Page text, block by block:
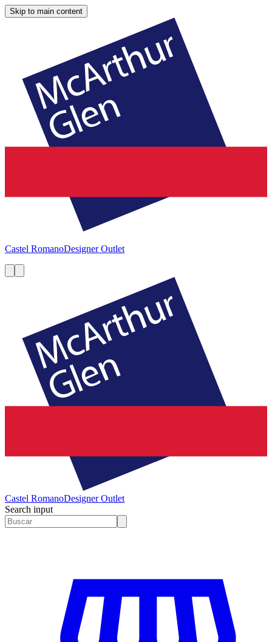
Skip to main content
Castel RomanoDesigner Outlet
Castel RomanoDesigner Outlet
Search input